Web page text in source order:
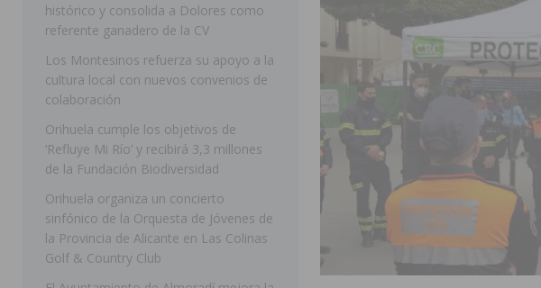
[ 07/08/2026 ] Torrevieja impulsa el empleo con la contratación de 55 personas
[ 07/08/2026 ] Raiguero de Bonanza alerta del riesgo de incendios e
[ 07/08/2026 ]
La Generalitat impulsa el desdoblamiento de la CV-95, clave para
[ 07/08/2026 ] Benferri ya se prepara para dar comienzo a sus Fiestas 2026
[ 07/08/2026 ] Bigastro se viste de gala para la coronación de la Corte 2026
[ 07/08/2026 ]
Rojales clausura con éxito las Fiestas de las Urbanizaciones de
[ 06/08/2026 ]
Redován presenta la programación de sus Fiestas Patronales en
histórico y consolida a Dolores como
referente ganadero de la CV
Los Montesinos refuerza su apoyo a la
cultura local con nuevos convenios de
colaboración
Orihuela cumple los objetivos de
‘Refluye Mi Río’ y recibirá 3,3 millones
de la Fundación Biodiversidad
Orihuela organiza un concierto
sinfónico de la Orquesta de Jóvenes de
la Provincia de Alicante en Las Colinas
Golf & Country Club